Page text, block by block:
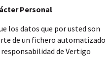
Personal
los datos que por usted son
de un fichero automatizado
de Vertigo